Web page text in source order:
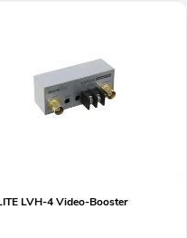
LVH-4 Video-Booster